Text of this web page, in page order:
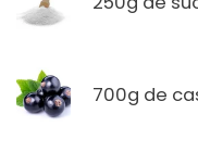
700g de